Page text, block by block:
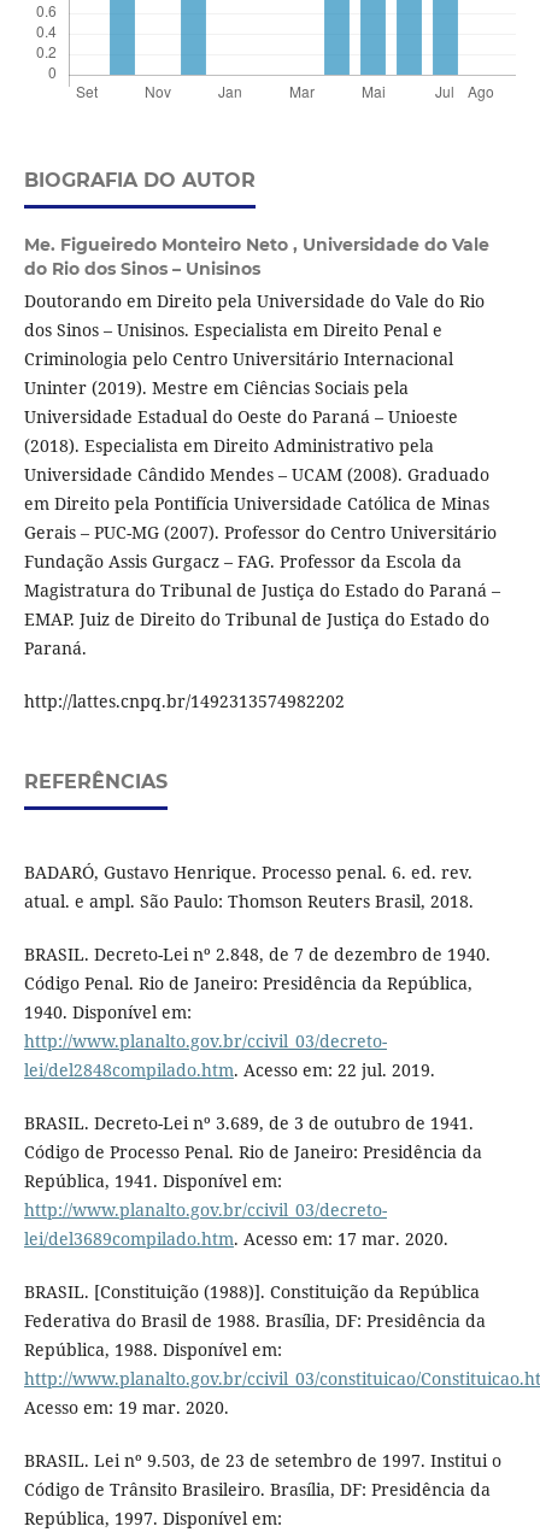
BIOGRAFIA DO AUTOR
Me. Figueiredo Monteiro Neto , Universidade do Vale
do Rio dos Sinos – Unisinos
Doutorando em Direito pela Universidade do Vale do Rio
dos Sinos – Unisinos. Especialista em Direito Penal e
Criminologia pelo Centro Universitário Internacional
Uninter (2019). Mestre em Ciências Sociais pela
Universidade Estadual do Oeste do Paraná – Unioeste
(2018). Especialista em Direito Administrativo pela
Universidade Cândido Mendes – UCAM (2008). Graduado
em Direito pela Pontifícia Universidade Católica de Minas
Gerais – PUC-MG (2007). Professor do Centro Universitário
Fundação Assis Gurgacz – FAG. Professor da Escola da
Magistratura do Tribunal de Justiça do Estado do Paraná –
EMAP. Juiz de Direito do Tribunal de Justiça do Estado do
Paraná.
http://lattes.cnpq.br/1492313574982202
REFERÊNCIAS
BADARÓ, Gustavo Henrique. Processo penal. 6. ed. rev.
atual. e ampl. São Paulo: Thomson Reuters Brasil, 2018.
BRASIL. Decreto-Lei nº 2.848, de 7 de dezembro de 1940.
Código Penal. Rio de Janeiro: Presidência da República,
1940. Disponível em:
http://www.planalto.gov.br/ccivil_03/decreto-
lei/del2848compilado.htm. Acesso em: 22 jul. 2019.
BRASIL. Decreto-Lei nº 3.689, de 3 de outubro de 1941.
Código de Processo Penal. Rio de Janeiro: Presidência da
República, 1941. Disponível em:
http://www.planalto.gov.br/ccivil_03/decreto-
lei/del3689compilado.htm. Acesso em: 17 mar. 2020.
BRASIL. [Constituição (1988)]. Constituição da República
Federativa do Brasil de 1988. Brasília, DF: Presidência da
República, 1988. Disponível em:
http://www.planalto.gov.br/ccivil_03/constituicao/
Acesso em: 19 mar. 2020.
BRASIL. Lei nº 9.503, de 23 de setembro de 1997. Institui o
Código de Trânsito Brasileiro. Brasília, DF: Presidência da
República, 1997. Disponível em: